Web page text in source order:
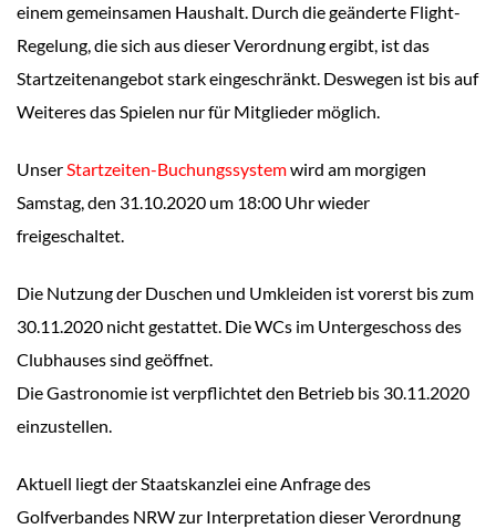
einem gemeinsamen Haushalt. Durch die geänderte Flight-
Regelung, die sich aus dieser Verordnung ergibt, ist das
Startzeitenangebot stark eingeschränkt. Deswegen ist bis auf
Weiteres das Spielen nur für Mitglieder möglich.
UnserStartzeiten-Buchungssystemwird am morgigen
Samstag, den 31.10.2020 um 18:00 Uhr wieder
freigeschaltet.
Die Nutzung der Duschen und Umkleiden ist vorerst bis zum
30.11.2020 nicht gestattet. Die WCs im Untergeschoss des
Clubhauses sind geöffnet.
Die Gastronomie ist verpflichtet den Betrieb bis 30.11.2020
einzustellen.
Aktuell liegt der Staatskanzlei eine Anfrage des
Golfverbandes NRW zur Interpretation dieser Verordnung